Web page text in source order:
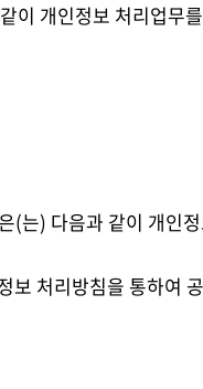
이 개인정보 처리업무
(는) 다음과 같이 개인
보 처리방침을 통하여